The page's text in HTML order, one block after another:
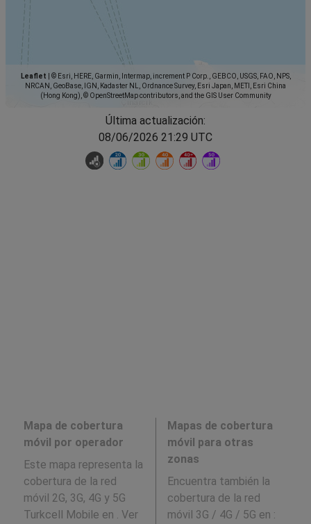
Leaflet
© Esri, HERE, Garmin, Intermap, increment P Corp., GEBCO, USGS, FAO, NPS,
NRCAN, GeoBase, IGN, Kadaster NL, Ordnance Survey, Esri Japan, METI, Esri China
(Hong Kong), © OpenStreetMap contributors, and the GIS User Community
Última actualización:
08/06/2026 21:29 UTC
Mapa de cobertura
móvil por operador
Este mapa representa la
cobertura de la red
móvil 2G, 3G, 4G y 5G
Turkcell Mobile en . Ver
Mapas de cobertura
móvil para otras
zonas
Encuentra también la
cobertura de la red
móvil 3G / 4G / 5G en :